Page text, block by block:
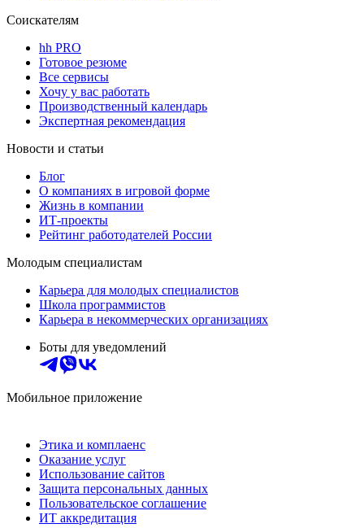
Соискателям
hh PRO
Готовое резюме
Все сервисы
Хочу у вас работать
Производственный календарь
Экспертная рекомендация
Новости и статьи
Блог
О компаниях в игровой форме
Жизнь в компании
ИТ-проекты
Рейтинг работодателей России
Молодым специалистам
Карьера для молодых специалистов
Школа программистов
Карьера в некоммерческих организациях
Боты для уведомлений
Мобильное приложение
Этика и комплаенс
Оказание услуг
Использование сайтов
Защита персональных данных
Пользовательское соглашение
ИТ аккредитация